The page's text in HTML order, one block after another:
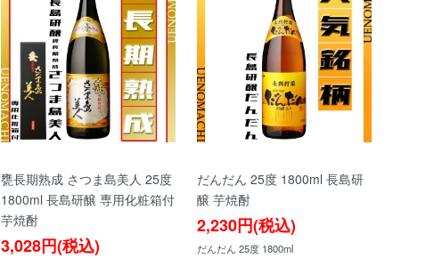
甕長期熟成 さつま島美人 25度
1800ml 長島研醸 専用化粧箱付
芋焼酎
3,028円(税込)
だんだん 25度 1800ml 長島研
醸 芋焼酎
2,230円(税込)
だんだん 25度 1800ml